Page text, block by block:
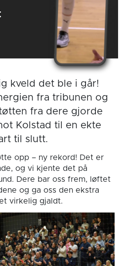
kveld det ble i går!
fra tribunen og
fra dere gjorde
Kolstad til en ekte
til slutt.
opp – ny rekord! Det er
og vi kjente det på
Dere bar oss frem, løftet
og ga oss den ekstra
virkelig gjaldt.